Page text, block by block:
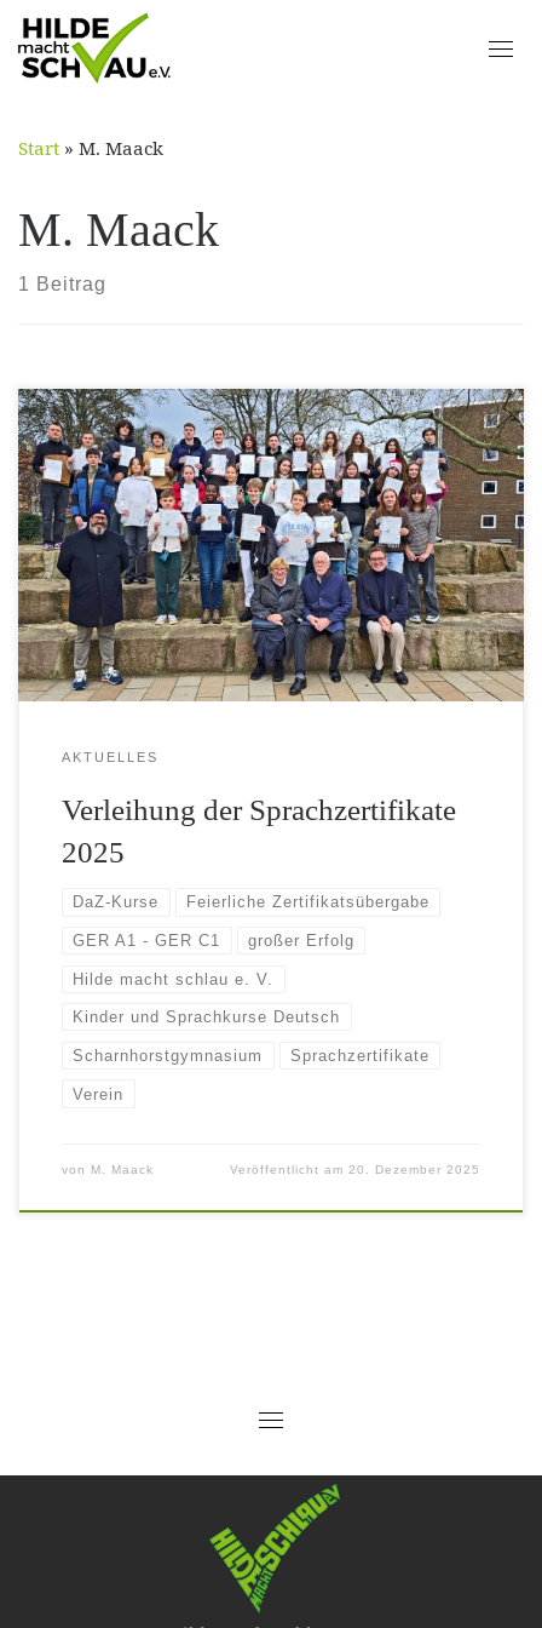
Skip
content
Start » M. Maack
M. Maack
1 Beitrag
AKTUELLES
Verleihung der Sprachzertifikate
2025
DaZ-Kurse Feierliche Zertifikatsübergabe
GER A1 - GER C1 großer Erfolg
Hilde macht schlau e. V.
Kinder und Sprachkurse Deutsch
Scharnhorstgymnasium Sprachzertifikate
Verein
von M. Maack Veröffentlicht am20. Dezember 2025